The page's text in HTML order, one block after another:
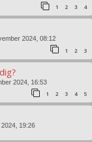
1 2 3 4
2024, 08:12
1 2 3
2024, 16:53
1 2 3 4 5
19:26